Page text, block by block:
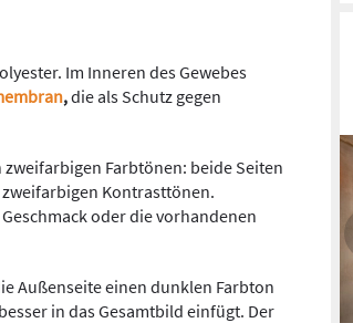
Im Inneren des Gewebes
,die als Schutz gegen
Farbtönen: beide Seiten
Kontrasttönen.
oder die vorhandenen
Außenseite einen dunklen Farbton
in das Gesamtbild einfügt. Der